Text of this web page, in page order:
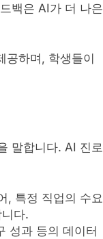
백은 AI가 더 나은
공하며, 학생들이
말합니다. AI 진로
, 특정 직업의 수요
다.
성과 등의 데이터